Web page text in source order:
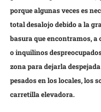
porque algunas veces es
total desalojo debido a la
basura que encontramos, a
o inquilinos
zona para dejarla
pesados en los locales, los
carretilla elevadora.